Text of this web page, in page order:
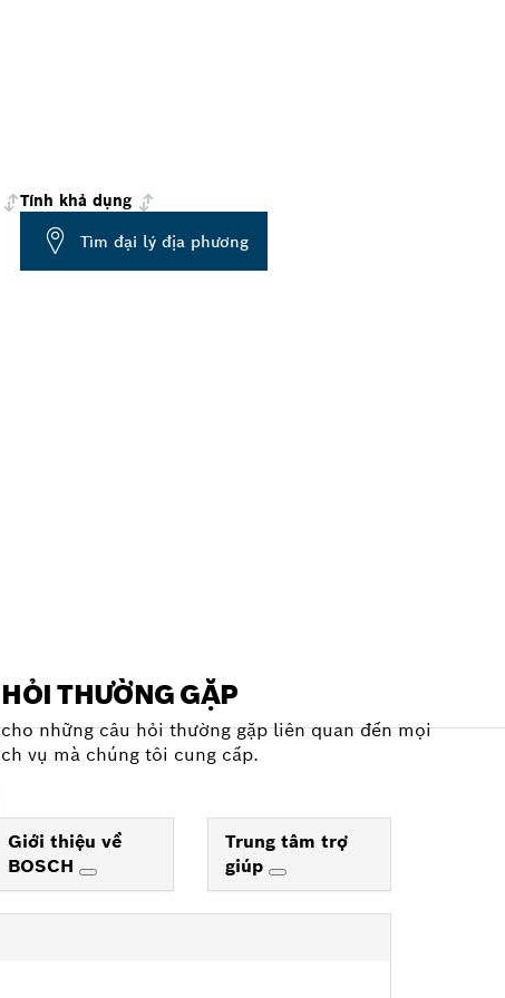
Tính khả dụng
Tìm đại lý địa phương
THƯỜNG GẶP
những câu hỏi thường gặp liên quan đến mọi
vụ mà chúng tôi cung cấp.
Giới thiệu về
BOSCH
Trung tâm trợ
giúp